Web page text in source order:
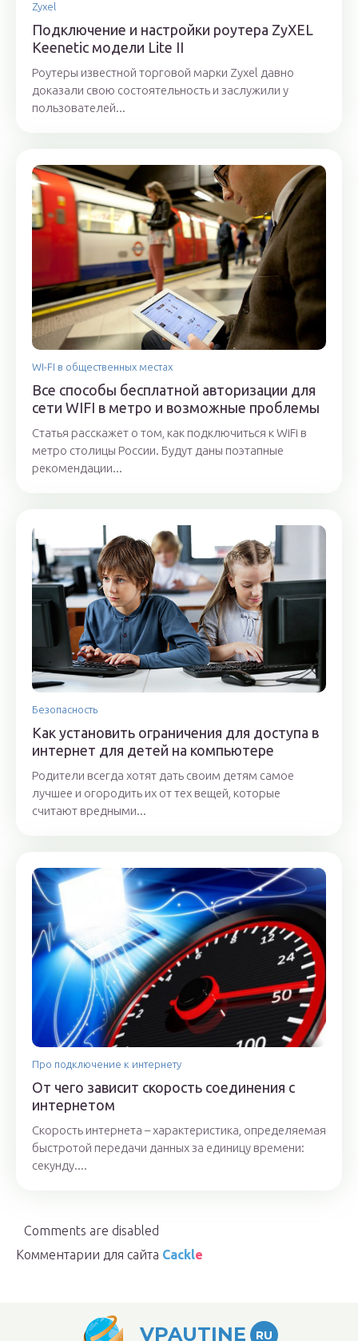
Zyxel
Подключение и настройки роутера ZyXEL
Keenetic модели Lite II
Роутеры известной торговой марки Zyxel давно
доказали свою состоятельность и заслужили у
пользователей...
WI-FI в общественных местах
Все способы бесплатной авторизации для
сети WIFI в метро и возможные проблемы
Статья расскажет о том, как подключиться к WiFi в
метро столицы России. Будут даны поэтапные
рекомендации...
Безопасность
Как установить ограничения для доступа в
интернет для детей на компьютере
Родители всегда хотят дать своим детям самое
лучшее и огородить их от тех вещей, которые
считают вредными...
Про подключение к интернету
От чего зависит скорость соединения с
интернетом
Скорость интернета – характеристика, определяемая
быстротой передачи данных за единицу времени:
секунду....
Comments are disabled
Комментарии для сайта Cackle
VPAUTINE RU